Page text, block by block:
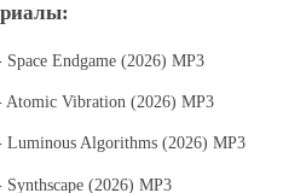
Space Endgame (2026) MP3
Atomic Vibration (2026) MP3
Luminous Algorithms (2026) MP3
Synthscape (2026) MP3